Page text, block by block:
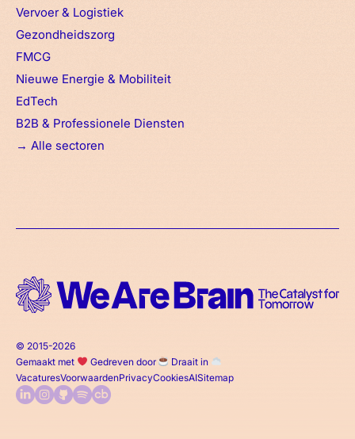
Vervoer & Logistiek
Gezondheidszorg
FMCG
Nieuwe Energie & Mobiliteit
EdTech
B2B & Professionele Diensten
→ Alle sectoren
© 2015-2026
Gemaakt met
Gedreven door
Draait in
VacaturesVoorwaardenPrivacyCookiesAISitemap